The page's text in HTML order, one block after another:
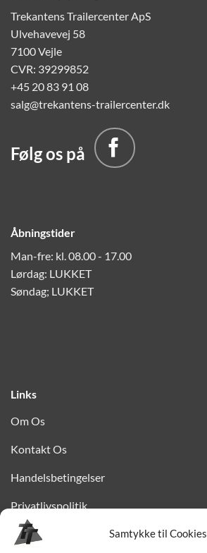
Samtykke til Cookies
Trekantens Trailercenter ApS
Ulvehavevej 58
7100 Vejle
CVR: 39299852
+45 20 83 91 08
salg@trekantens-trailercenter.dk
Følg os på
Åbningstider
Man-fre: kl. 08.00 - 17.00
Lørdag: LUKKET
Søndag; LUKKET
Links
Om Os
Kontakt Os
Handelsbetingelser
Privatlivspolitik
Finansiering